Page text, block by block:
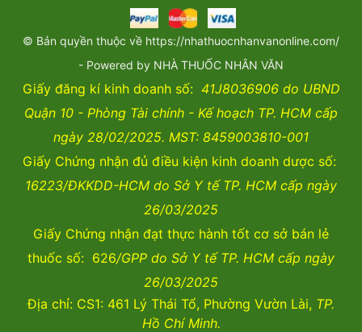
© Bản quyền thuộc về https://nhathuocnhanvanonline.com/
- Powered by NHÀ THUỐC NHÂN VĂN
Giấy đăng kí kinh doanh số: 41J8036906 do UBND
Quận 10 - Phòng Tài chính - Kế hoạch TP. HCM cấp
ngày 28/02/2025. MST: 8459003810-001
Giấy Chứng nhận đủ điều kiện kinh doanh dược số:
16223/ĐKKDD-HCM do Sở Y tế TP. HCM cấp ngày
26/03/2025
Giấy Chứng nhận đạt thực hành tốt cơ sở bán lẻ
thuốc số: 626/GPP do Sở Y tế TP. HCM cấp ngày
26/03/2025
Địa chỉ: CS1: 461 Lý Thái Tổ, Phường Vườn Lài, TP.
Hồ Chí Minh.